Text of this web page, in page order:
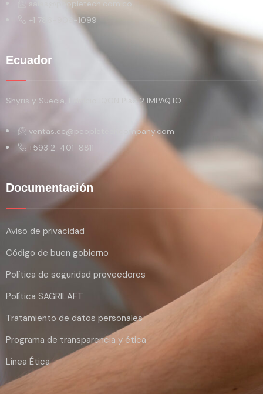
sales@peopletech.com.co
+1 786-906-1099
Ecuador
Shyris y Suecia, Edificio IQON Piso 2 IMPAQTO
ventas.ec@peopletechcompany.com
+593 2-401-8811
Documentación
Aviso de privacidad
Código de buen gobierno
Política de seguridad proveedores
Política SAGRILAFT
Tratamiento de datos personales
Programa de transparencia y ética
Línea Ética